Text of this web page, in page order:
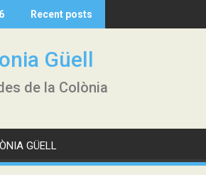
Recent posts
Güell
de la Colònia
GÜELL